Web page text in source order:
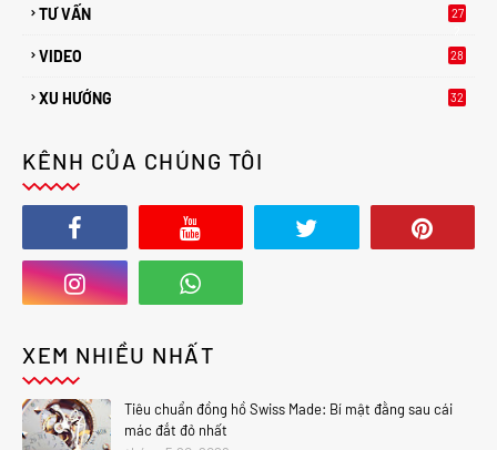
TƯ VẤN
27
VIDEO 28
XU HƯỚNG
32
KÊNH CỦA CHÚNG TÔI
XEM NHIỀU NHẤT
Tiêu chuẩn đồng hồ Swiss Made: Bí mật đằng sau cái
mác đắt đỏ nhất